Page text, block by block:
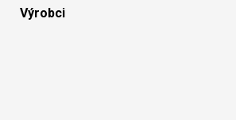
Výrobci